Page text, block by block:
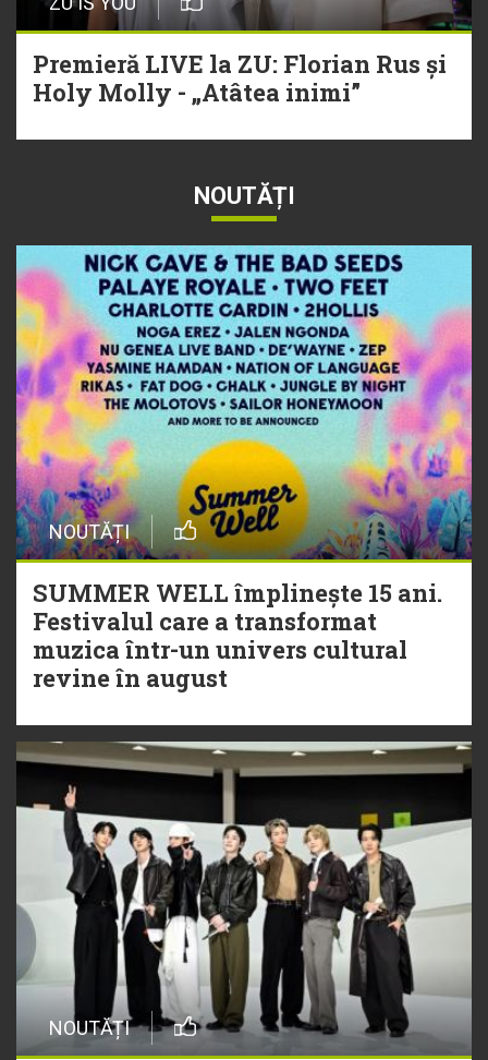
Premieră LIVE la ZU: Florian Rus și
Holy Molly - „Atâtea inimi”
NOUTĂȚI
NOUTĂȚI
SUMMER WELL împlinește 15 ani.
Festivalul care a transformat
muzica într-un univers cultural
revine în august
NOUTĂȚI